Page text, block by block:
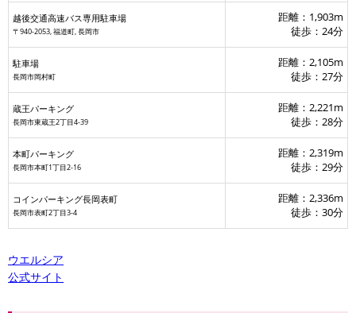
岡店
越後交通高速バス専用駐車場
〒940-2053, 福道町, 長岡市
距離：1,903m
徒歩：24分
駐車場
長岡市岡村町
距離：2,105m
徒歩：27分
蔵王パーキング
長岡市東蔵王2丁目4-39
距離：2,221m
徒歩：28分
本町パーキング
長岡市本町1丁目2-16
距離：2,319m
徒歩：29分
コインパーキング長岡表町
長岡市表町2丁目3-4
距離：2,336m
徒歩：30分
ウエルシア
公式サイト